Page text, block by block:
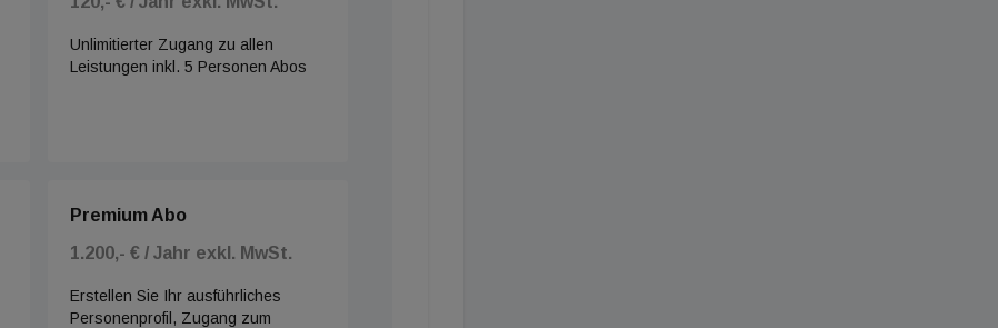
Unlimitierter Zugang zu allen
Leistungen inkl. 5 Personen Abos
Premium Abo
1.200,- € / Jahr exkl. MwSt.
Erstellen Sie Ihr ausführliches
Personenprofil, Zugang zum